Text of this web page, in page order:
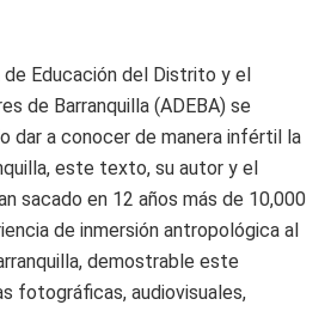
Educación del Distrito y el
de Barranquilla (ADEBA) se
dar a conocer de manera infértil la
este texto, su autor y el
sacado en 12 años más de 10,000
de inmersión antropológica al
demostrable este
fotográficas, audiovisuales,